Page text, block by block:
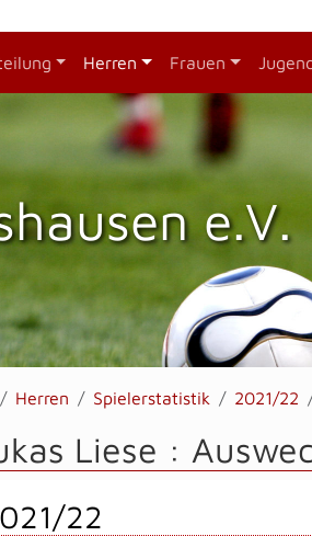
Herren Frauen
e.V.
Herren Spielerstatistik 2021/22
Liese :
22